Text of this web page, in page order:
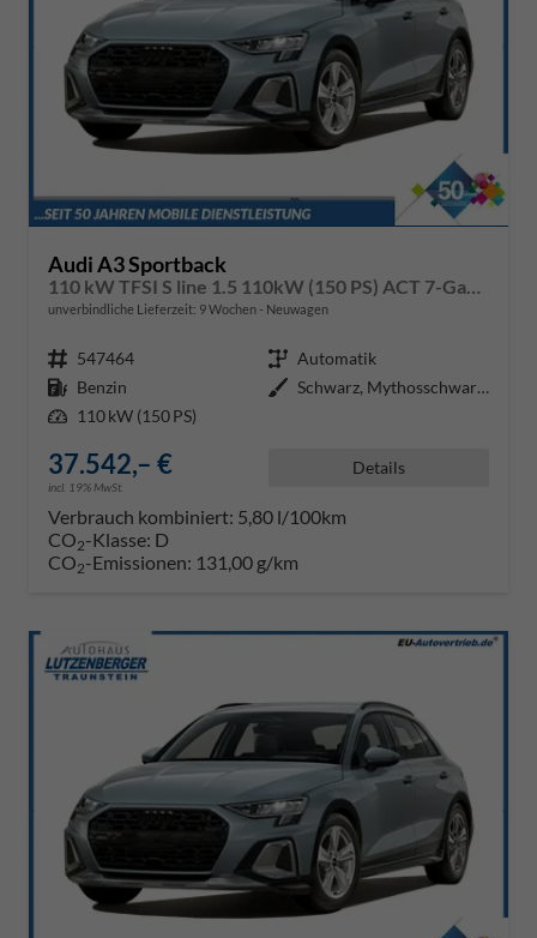
Audi A3 Sportback
unverbindliche Lieferzeit: 9 Wochen Neuwagen
Fahrzeugnr. 547464 Getriebe Automatik
Kraftstoff Benzin Außenfarbe
Schwarz, Mythosschwarz Metallic
Leistung 110 kW (150 PS)
37.542,– €
incl. 19% MwSt.
Details
Verbrauch kombiniert: 5,80 l/100km
CO2-Klasse: D
CO2-Emissionen: 131,00 g/km